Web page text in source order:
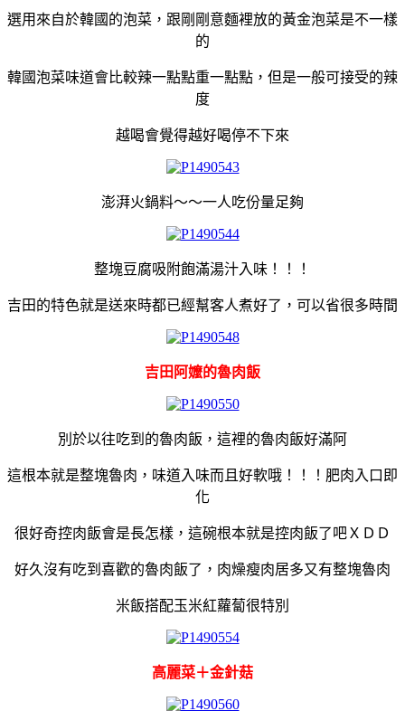
選用來自於韓國的泡菜，跟剛剛意麵裡放的黃金泡菜是不一樣
的
韓國泡菜味道會比較辣一點點重一點點，但是一般可接受的辣
度
越喝會覺得越好喝停不下來
澎湃火鍋料～～一人吃份量足夠
整塊豆腐吸附飽滿湯汁入味！！！
吉田的特色就是送來時都已經幫客人煮好了，可以省很多時間
吉田阿嬤的魯肉飯
別於以往吃到的魯肉飯，這裡的魯肉飯好滿阿
這根本就是整塊魯肉，味道入味而且好軟哦！！！肥肉入口即
化
很好奇控肉飯會是長怎樣，這碗根本就是控肉飯了吧ＸＤＤ
好久沒有吃到喜歡的魯肉飯了，肉燥瘦肉居多又有整塊魯肉
米飯搭配玉米紅蘿蔔很特別
高麗菜＋金針菇